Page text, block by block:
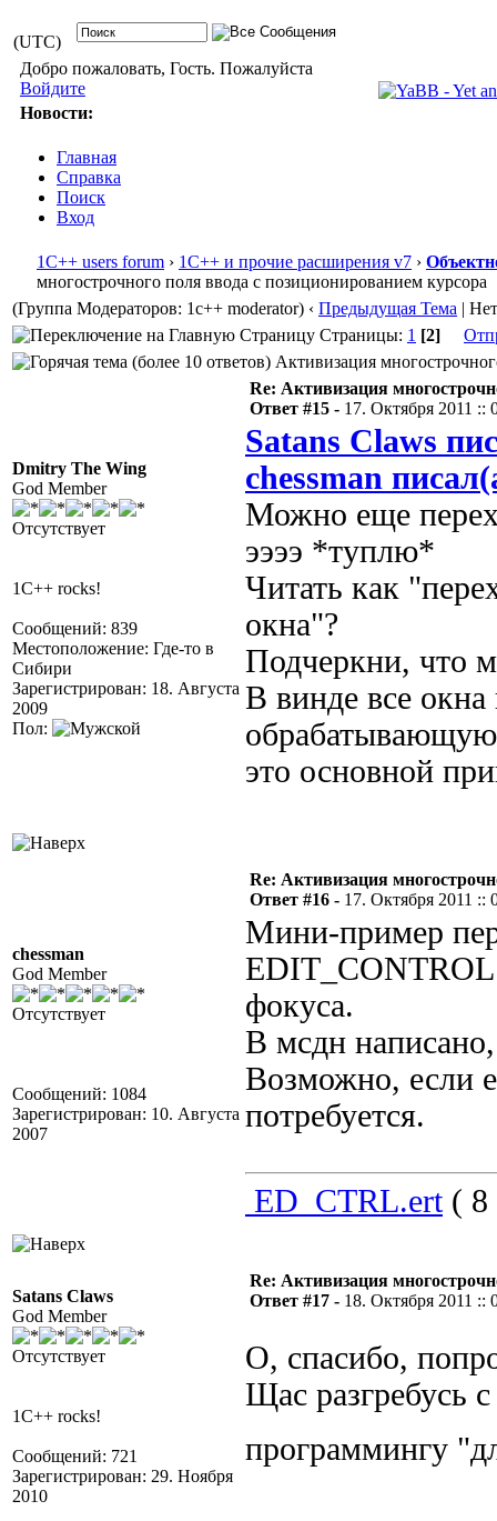
(UTC)
Добро пожаловать, Гость. Пожалуйста
Войдите
Новости:
Главная
Справка
Поиск
Вход
1С++ users forum › 1С++ и прочие расширения v7 ›
многострочного поля ввода с позиционированием курсора
(Группа Модераторов: 1c++ moderator) ‹ Предыдущая Тема |
Страницы: 1 [2]
Активизация
Dmitry The Wing
God Member
Отсутствует
1C++ rocks!
Сообщений: 839
Местоположение: Где-то в
Сибири
Зарегистрирован: 18. Августа
2009
Пол:
Re: Активизация
Ответ #15 - 17. Октября 2011 ::
Satans Claws
chessman
Можно еще
ээээ *туплю*
Читать как
окна"?
Подчеркни, что
В винде все
это основной
chessman
God Member
Отсутствует
Сообщений: 1084
Зарегистрирован: 10. Августа
2007
Re: Активизация
Ответ #16 - 17. Октября 2011 ::
Мини-пример
EDIT_CONTROL
фокуса.
В мсдн
Возможно, если
потребуется.
ED_CTRL.ert( 8
Satans Claws
God Member
Отсутствует
1C++ rocks!
Сообщений: 721
Зарегистрирован: 29. Ноября
2010
Re: Активизация
Ответ #17 - 18. Октября 2011 ::
О, спасибо,
Щас разгребусь
программингу